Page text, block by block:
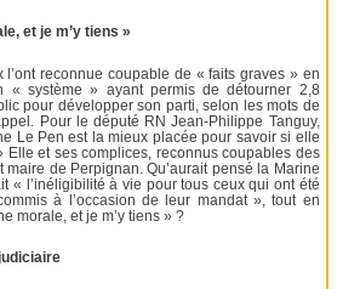
et je m’y tiens »
l’ont reconnue coupable de « faits graves » en
« système » ayant permis de détourner 2,8
pour développer son parti, selon les mots de
Pour le député RN Jean-Philippe Tanguy,
Le Pen est la mieux placée pour savoir si elle
Elle et ses complices, reconnus coupables des
maire de Perpignan. Qu’aurait pensé la Marine
« l’inéligibilité à vie pour tous ceux qui ont été
à l’occasion de leur mandat », tout en
morale, et je m’y tiens » ?